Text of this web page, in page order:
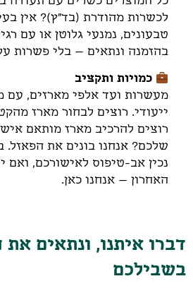
לכשרות מהודרת (בד"ץ)? אין
טבעונים, נמנעי גלוטן או עם
בהזמנה ונתאים – בלי פשרות
כמויות ותקציב
מעשרות ועד אלפי מארזים, עם
ייעודי. רוצים לבחור מארז
רוצים להרכיב מארז מותאם
שלכם? אנחנו בונים את הפאזל.
נכין אב-טיפוס לאישורכם, ואם
האחרון – אנחנו כאן.
דברו איתנו, ונתאים
בשבילכם